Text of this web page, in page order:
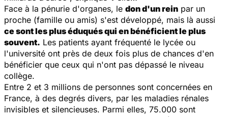
Face à la pénurie d'organes, le don d'un rein par un
proche (famille ou amis) s'est développé, mais là aussi
ce sont les plus éduqués qui en bénéficient le plus
souvent. Les patients ayant fréquenté le lycée ou
l'université ont près de deux fois plus de chances d'en
bénéficier que ceux qui n'ont pas dépassé le niveau
collège.
Entre 2 et 3 millions de personnes sont concernées en
France, à des degrés divers, par les maladies rénales
invisibles et silencieuses. Parmi elles, 75.000 sont